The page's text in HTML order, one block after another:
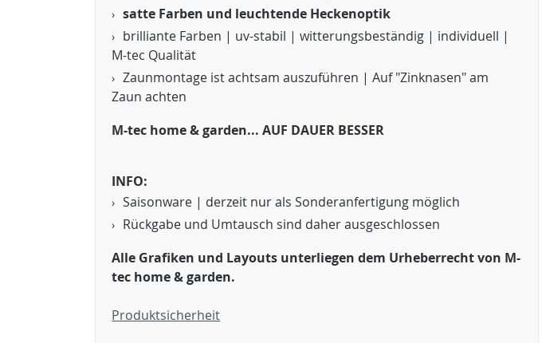
satte Farben und leuchtende Heckenoptik
brilliante Farben | uv-stabil | witterungsbeständig | individuell |
M-tec Qualität
Zaunmontage ist achtsam auszuführen | Auf "Zinknasen" am
Zaun achten
M-tec home & garden... AUF DAUER BESSER
INFO:
Saisonware | derzeit nur als Sonderanfertigung möglich
Rückgabe und Umtausch sind daher ausgeschlossen
Alle Grafiken und Layouts unterliegen dem Urheberrechtvon M-
tec home & garden.
Produktsicherheit